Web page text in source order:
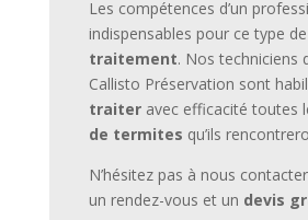
Les compétences d’un
indispensables pour ce type de
traitement. Nos techniciens
Callisto Préservation sont
traiteravec efficacité toutes
de termites qu’ils
N’hésitez pas à nous
un rendez-vous et un devis